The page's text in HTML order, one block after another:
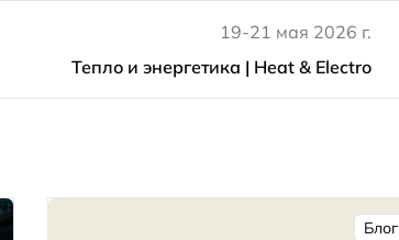
19-21 мая 2026 г.
Тепло и энергетика | Heat & Electro
Блог